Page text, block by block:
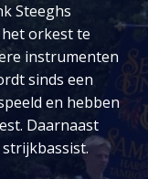
Steeghs
orkest te
instrumenten
sinds een
en hebben
Daarnaast